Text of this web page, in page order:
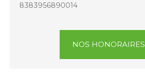
8383956890014
NOS HONORAIRES